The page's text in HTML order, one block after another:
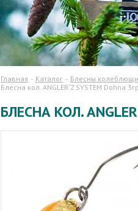
Главная Каталог Блесны
Блесна кол. ANGLER`Z SYSTEM Dohna
БЛЕСНА КОЛ.